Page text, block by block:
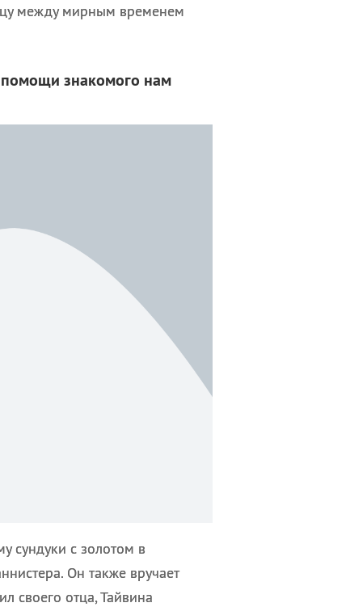
между мирным временем
помощи знакомого нам
сундуки с золотом в
Он также вручает
своего отца, Тайвина